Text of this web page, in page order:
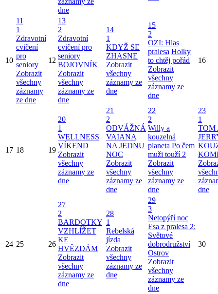
dne
10
11
1
Zdravotní
cvičení
pro
seniory
Zobrazit
všechny
záznamy
ze dne
12
13
2
Zdravotní
cvičení pro
seniory
BOJOVNÍK
Zobrazit
všechny
záznamy ze
dne
14
1
KDYŽ SE
ZHASNE
Zobrazit
všechny
záznamy ze
dne
15
2
OZI: Hlas
pralesa Holky
to chtěj pořád
Zobrazit
všechny
záznamy ze
dne
16
17 18 19
20
1
WELLNESS
VÍKEND
Zobrazit
všechny
záznamy ze
dne
21
2
ODVÁŽNÁ
VAIANA
NA JEDNU
NOC
Zobrazit
všechny
záznamy ze
dne
22
2
Willy a
kouzelná
planeta Po čem
muži touží 2
Zobrazit
všechny
záznamy ze
dne
23
1
TOM
dne
24 25 26
27
2
BARDOTKY
VZHLÍŽET
KE
HVĚZDÁM
Zobrazit
všechny
záznamy ze
dne
28
1
Rebelská
jízda
Zobrazit
všechny
záznamy ze
dne
29
3
Netopýří noc
Esa z pralesa 2:
Světové
dobrodružství
Ostrov
Zobrazit
všechny
záznamy ze
dne
30